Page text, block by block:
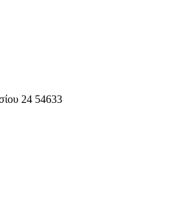
24 54633